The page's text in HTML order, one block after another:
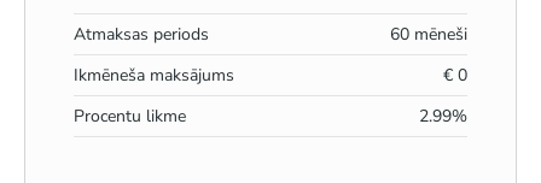
Atmaksas periods
60 mēneši
Ikmēneša maksājums
€ 0
Procentu likme
2.99%